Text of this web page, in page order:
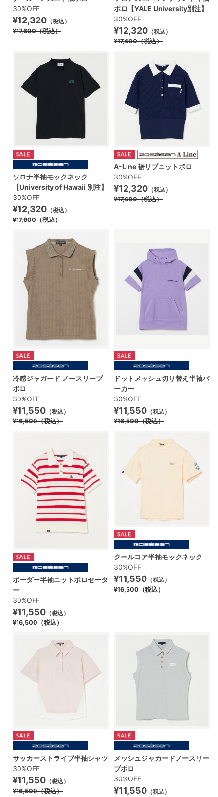
30%OFF
¥12,320 （税込）
¥17,600（税込）
ポロ【YALE University別注】
30%OFF
¥12,320 （税込）
¥17,600（税込）
ソロナ半袖モックネック
【University of Hawaii 別注】
30%OFF
¥12,320 （税込）
¥17,600（税込）
A-Line 裾リブニットポロ
30%OFF
¥12,320 （税込）
¥17,600（税込）
冷感ジャガード ノースリーブ
ポロ
30%OFF
¥11,550 （税込）
¥16,500（税込）
ドットメッシュ切り替え半袖パ
ーカー
30%OFF
¥11,550 （税込）
¥16,500（税込）
ボーダー半袖ニットポロセータ
ー
30%OFF
¥11,550 （税込）
¥16,500（税込）
クールコア半袖モックネック
30%OFF
¥11,550 （税込）
¥16,500（税込）
サッカーストライプ半袖シャツ
30%OFF
¥11,550 （税込）
¥16,500（税込）
メッシュジャカードノースリー
ブポロ
30%OFF
¥11,550 （税込）